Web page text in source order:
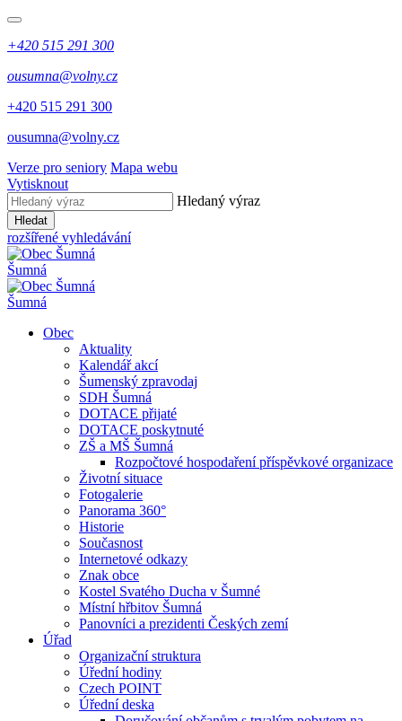
+420 515 291 300
ousumna@volny.cz
+420 515 291 300
ousumna@volny.cz
Verze pro seniory Mapa webu
Vytisknout
Hledaný výraz
Hledat
rozšířené vyhledávání
Šumná
Šumná
Obec
Aktuality
Kalendář akcí
Šumenský zpravodaj
SDH Šumná
DOTACE přijaté
DOTACE poskytnuté
ZŠ a MŠ Šumná
Rozpočtové hospodaření příspěvkové organizace
Životní situace
Fotogalerie
Panorama 360°
Historie
Současnost
Internetové odkazy
Znak obce
Kostel Svatého Ducha v Šumné
Místní hřbitov Šumná
Panovníci a prezidenti Českých zemí
Úřad
Organizační struktura
Úřední hodiny
Czech POINT
Úřední deska